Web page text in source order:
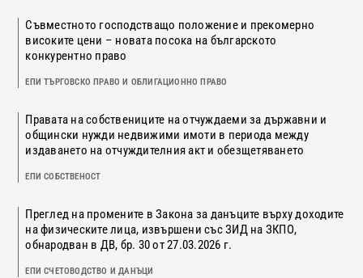
Съвместното господстващо положение и прекомерно
високите цени – новата посока на българското
конкурентно право
ЕПИ ТЪРГОВСКО ПРАВО И ОБЛИГАЦИОННО ПРАВО
Правата на собствениците на отчуждаеми за държавни и
общински нужди недвижими имоти в периода между
издаването на отчуждителния акт и обезщетяването
ЕПИ СОБСТВЕНОСТ
Преглед на промените в Закона за данъците върху доходите
на физическите лица, извършени със ЗИД на ЗКПО,
обнародван в ДВ, бр. 30 от 27.03.2026 г.
ЕПИ СЧЕТОВОДСТВО И ДАНЪЦИ